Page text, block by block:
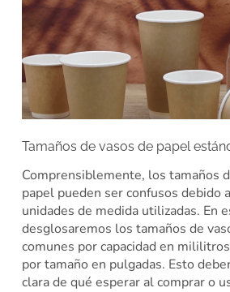
Tamaños de vasos de papel
Comprensiblemente, los tamaños
papel pueden ser confusos debido
unidades de medida utilizadas. En
desglosaremos los tamaños de
comunes por capacidad en
por tamaño en pulgadas. Esto
clara de qué esperar al comprar o